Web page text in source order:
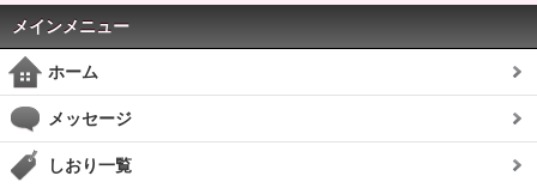
メインメニュー
ホーム
メッセージ
しおり一覧